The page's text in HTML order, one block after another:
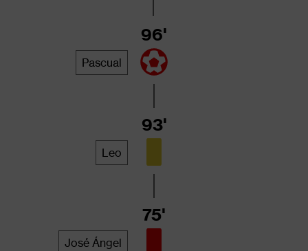
Pascual
96'
Leo
93'
José Ángel
75'